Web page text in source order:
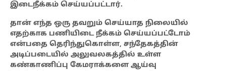
இடைநீக்கம் செய்யப்பட்டார்.
தான் எந்த ஒரு தவறும் செய்யாத நிலையில்
எதற்காக பணியிடை நீக்கம் செய்யப்பட்டோம்
என்பதை தெரிந்துகொள்ள, சந்தேகத்தின்
அடிப்படையில் அலுவலகத்தில் உள்ள
கண்காணிப்பு கேமராக்களை ஆய்வு